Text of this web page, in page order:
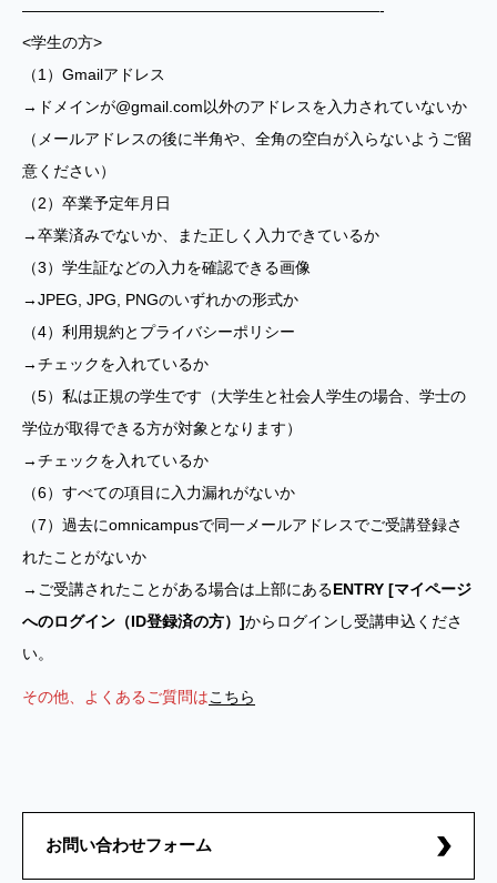
———————————————————————-
<学生の方>
（1）Gmailアドレス
→ドメインが@gmail.com以外のアドレスを入力されていないか
（メールアドレスの後に半角や、全角の空白が入らないようご留
意ください）
（2）卒業予定年月日
→卒業済みでないか、また正しく入力できているか
（3）学生証などの入力を確認できる画像
→JPEG, JPG, PNGのいずれかの形式か
（4）利用規約とプライバシーポリシー
→チェックを入れているか
（5）私は正規の学生です（大学生と社会人学生の場合、学士の
学位が取得できる方が対象となります）
→チェックを入れているか
（6）すべての項目に入力漏れがないか
（7）過去にomnicampusで同一メールアドレスでご受講登録さ
れたことがないか
→ご受講されたことがある場合は上部にあるENTRY [マイページ
へのログイン（ID登録済の方）]からログインし受講申込くださ
い。
その他、よくあるご質問はこちら
お問い合わせフォーム